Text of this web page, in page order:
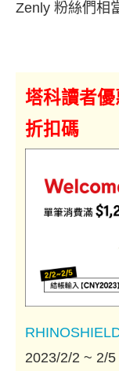
Zenly 粉絲們相
塔科讀者
折扣碼
2023/2/2 ~ 2/